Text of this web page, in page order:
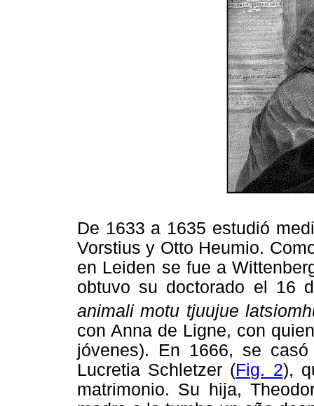
De 1633 a 1635 estudió
Vorstius y Otto Heumio.
en Leiden se fue a
obtuvo su doctorado el 16
animali motu tjuujue
con Anna de Ligne, con
jóvenes). En 1666, se
Lucretia Schletzer (Fig. 2),
matrimonio. Su hija,